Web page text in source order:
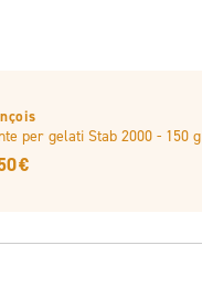
per gelati Stab 2000 - 150 g
€